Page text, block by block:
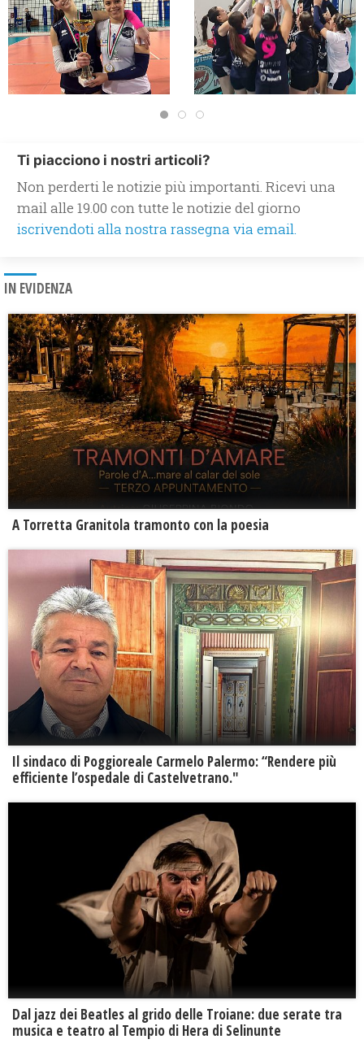
Ti piacciono i nostri articoli?
Non perderti le notizie più importanti. Ricevi una
mail alle 19.00 con tutte le notizie del giorno
iscrivendoti alla nostra rassegna via email.
IN EVIDENZA
​A Torretta Granitola tramonto con la poesia
Il sindaco di Poggioreale Carmelo Palermo: “Rendere più
efficiente l’ospedale di Castelvetrano."
Dal jazz dei Beatles al grido delle Troiane: due serate tra
musica e teatro al Tempio di Hera di Selinunte